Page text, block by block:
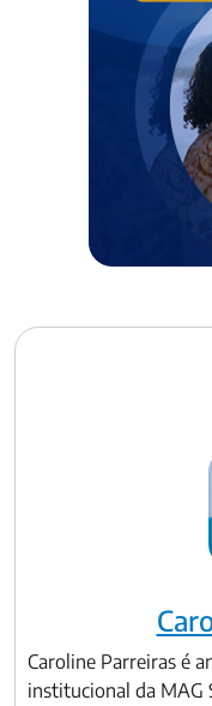
Caroline Parreiras é
institucional da MAG